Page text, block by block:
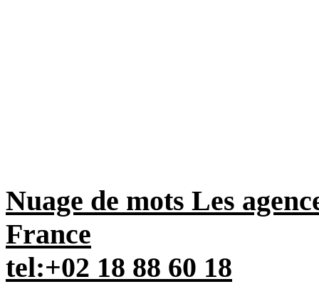
Nuage de mots Les
France
tel:+02 18 88 60 18